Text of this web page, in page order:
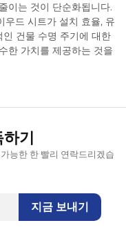
이는 것이 단순화됩니다.
우드 시트가 설치 효율, 유
건물 수명 주기에 대한
한 가치를 제공하는 것을
기
능한 한 빨리 연락드리겠습
지금 보내기